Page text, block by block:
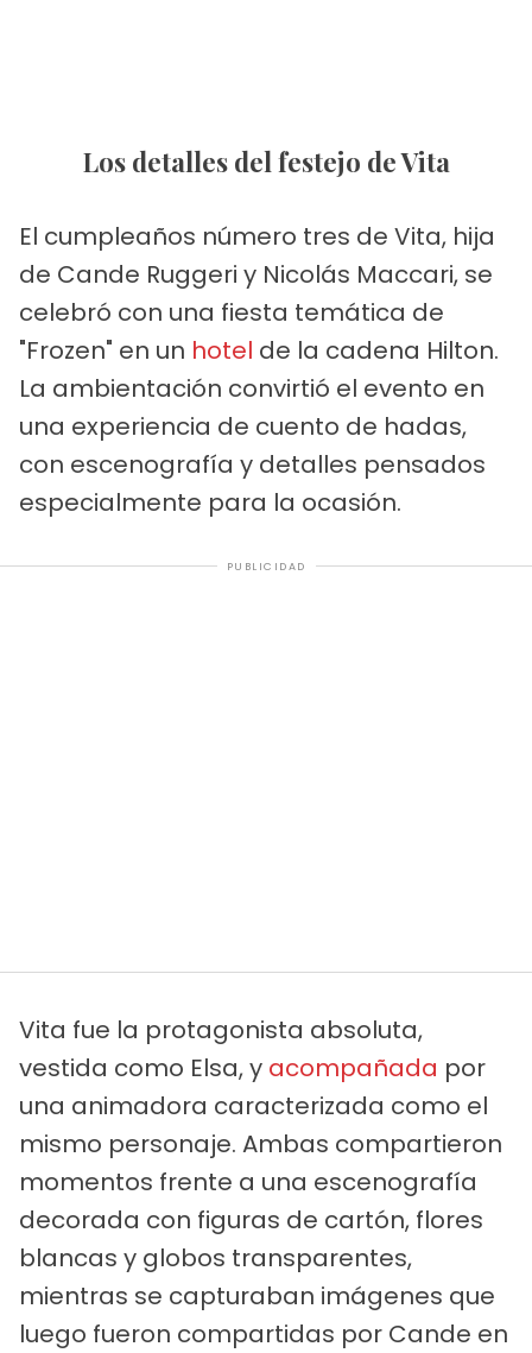
Los detalles del festejo de Vita
El cumpleaños número tres de Vita, hija
de Cande Ruggeri y Nicolás Maccari, se
celebró con una fiesta temática de
"Frozen" en un hotel de la cadena Hilton.
La ambientación convirtió el evento en
una experiencia de cuento de hadas,
con escenografía y detalles pensados
especialmente para la ocasión.
PUBLICIDAD
Vita fue la protagonista absoluta,
vestida como Elsa, y acompañada por
una animadora caracterizada como el
mismo personaje. Ambas compartieron
momentos frente a una escenografía
decorada con figuras de cartón, flores
blancas y globos transparentes,
mientras se capturaban imágenes que
luego fueron compartidas por Cande en